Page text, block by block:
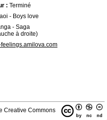
: Terminé
- Boys love
- Saga
à droite)
feelings.amilova.com
Creative Commons
by nc nd